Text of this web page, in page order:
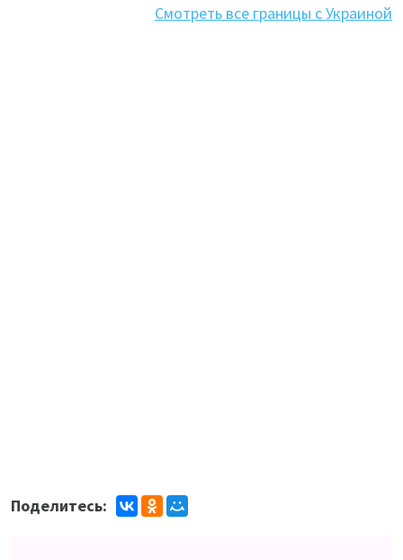
Смотреть все границы с Украиной
Поделитесь: